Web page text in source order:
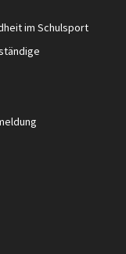
im Schulsport